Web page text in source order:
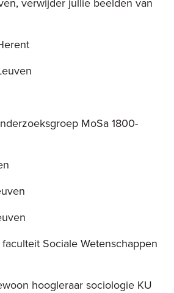
verwijder jullie beelden van
MoSa 1800-
Sociale Wetenschappen
hoogleraar sociologie KU